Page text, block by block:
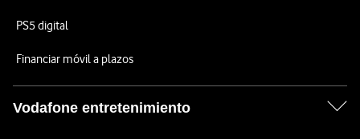
PS5 digital
Financiar móvil a plazos
Vodafone entretenimiento